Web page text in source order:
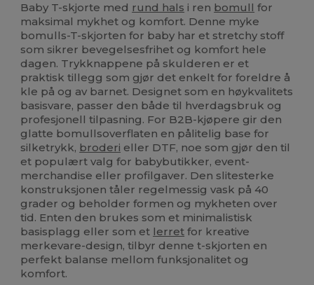
Baby T-skjorte med rund hals i ren bomull for
maksimal mykhet og komfort. Denne myke
bomulls-T-skjorten for baby har et stretchy stoff
som sikrer bevegelsesfrihet og komfort hele
dagen. Trykknappene på skulderen er et
praktisk tillegg som gjør det enkelt for foreldre å
kle på og av barnet. Designet som en høykvalitets
basisvare, passer den både til hverdagsbruk og
profesjonell tilpasning. For B2B-kjøpere gir den
glatte bomullsoverflaten en pålitelig base for
silketrykk, broderi eller DTF, noe som gjør den til
et populært valg for babybutikker, event-
merchandise eller profilgaver. Den slitesterke
konstruksjonen tåler regelmessig vask på 40
grader og beholder formen og mykheten over
tid. Enten den brukes som et minimalistisk
basisplagg eller som et lerret for kreative
merkevare-design, tilbyr denne t-skjorten en
perfekt balanse mellom funksjonalitet og
komfort.